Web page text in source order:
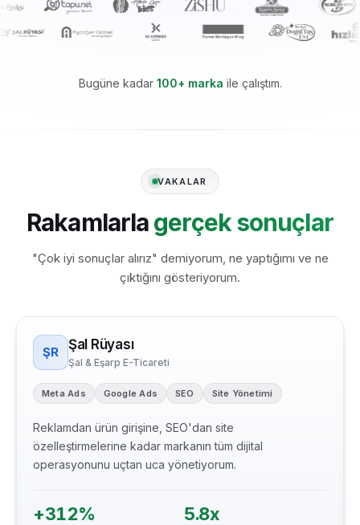
Bugüne kadar 100+ marka ile çalıştım.
VAKALAR
Rakamlarlagerçek sonuçlar
"Çok iyi sonuçlar alırız" demiyorum, ne yaptığımı ve ne
çıktığını gösteriyorum.
ŞR Şal Rüyası
Şal & Eşarp E-Ticareti
Meta Ads Google Ads SEO Site Yönetimi
Reklamdan ürün girişine, SEO'dan site
özelleştirmelerine kadar markanın tüm dijital
operasyonunu uçtan uca yönetiyorum.
+312% 5.8x